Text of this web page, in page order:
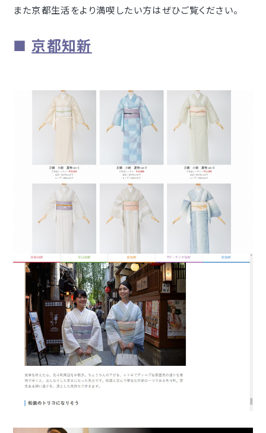
また京都生活をより満喫したい方はぜひご覧ください。
■ 京都知新